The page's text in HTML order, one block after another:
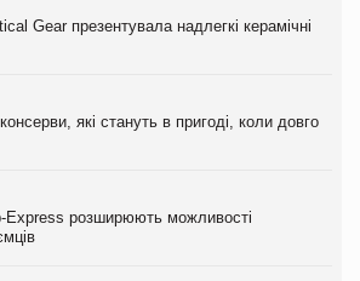
Gear презентувала надлегкі керамічні
які стануть в пригоді, коли довго
Express розширюють можливості